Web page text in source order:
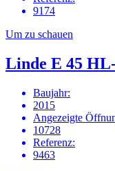
9174
Um zu schauen
Linde E 45
Baujahr:
2015
Angezeigte
10728
Referenz:
9463